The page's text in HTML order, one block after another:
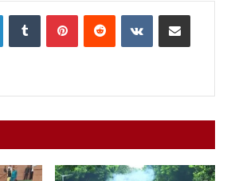
LinkedInTumblr PinterestReddit VKontakteShare via Email